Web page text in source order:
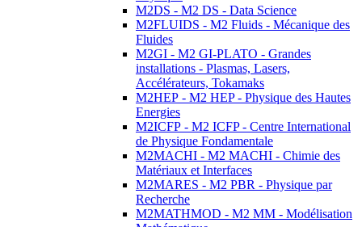
M2DS - M2 DS - Data Science
M2FLUIDS - M2 Fluids - Mécanique des
Fluides
M2GI - M2 GI-PLATO - Grandes
installations - Plasmas, Lasers,
Accélérateurs, Tokamaks
M2HEP - M2 HEP - Physique des Hautes
Energies
M2ICFP - M2 ICFP - Centre International
de Physique Fondamentale
M2MACHI - M2 MACHI - Chimie des
Matériaux et Interfaces
M2MARES - M2 PBR - Physique par
Recherche
M2MATHMOD - M2 MM - Modélisation